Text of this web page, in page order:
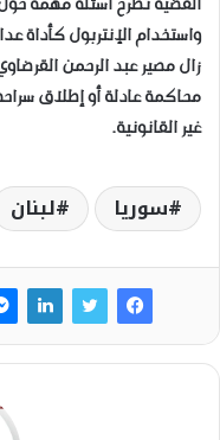
القضية تطرح أسئلة مهمة
واستخدام الإنتربول كأداة
زال مصير عبد الرحمن
محاكمة عادلة أو إطلاق
غير القانونية.
سوريا لبنان